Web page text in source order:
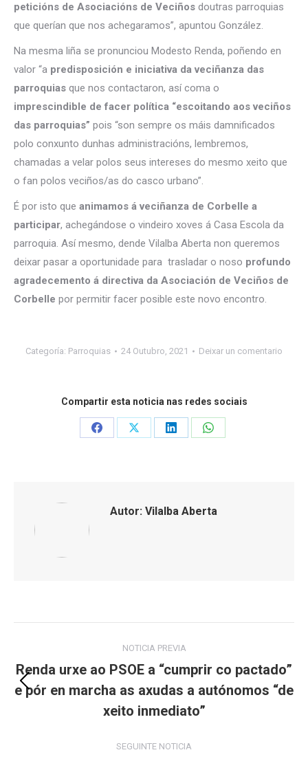
peticións de Asociacións de Veciños doutras parroquias
que querían que nos achegaramos”, apuntou González.
Na mesma liña se pronunciou Modesto Renda, poñendo en
valor “a predisposición e iniciativa da veciñanza das
parroquias que nos contactaron, así coma o
imprescindible de facer política “escoitando aos veciños
das parroquias” pois “son sempre os máis damnificados
polo conxunto dunhas administracións, lembremos,
chamadas a velar polos seus intereses do mesmo xeito que
o fan polos veciños/as do casco urbano”.
É por isto que animamos á veciñanza de Corbelle a
participar, achegándose o vindeiro xoves á Casa Escola da
parroquia. Así mesmo, dende Vilalba Aberta non queremos
deixar pasar a oportunidade para trasladar o noso profundo
agradecemento á directiva da Asociación de Veciños de
Corbelle por permitir facer posible este novo encontro.
Categoría: Parroquias 24 Outubro, 2021 Deixar un comentario
Compartir esta noticia nas redes sociais
Share
Share
Share
Share
Autor: Vilalba Aberta
navigation
NOTICIA PREVIA
Previous
post:
Renda urxe ao PSOE a “cumprir co pactado”
e pór en marcha as axudas a autónomos “de
xeito inmediato”
SEGUINTE NOTICIA